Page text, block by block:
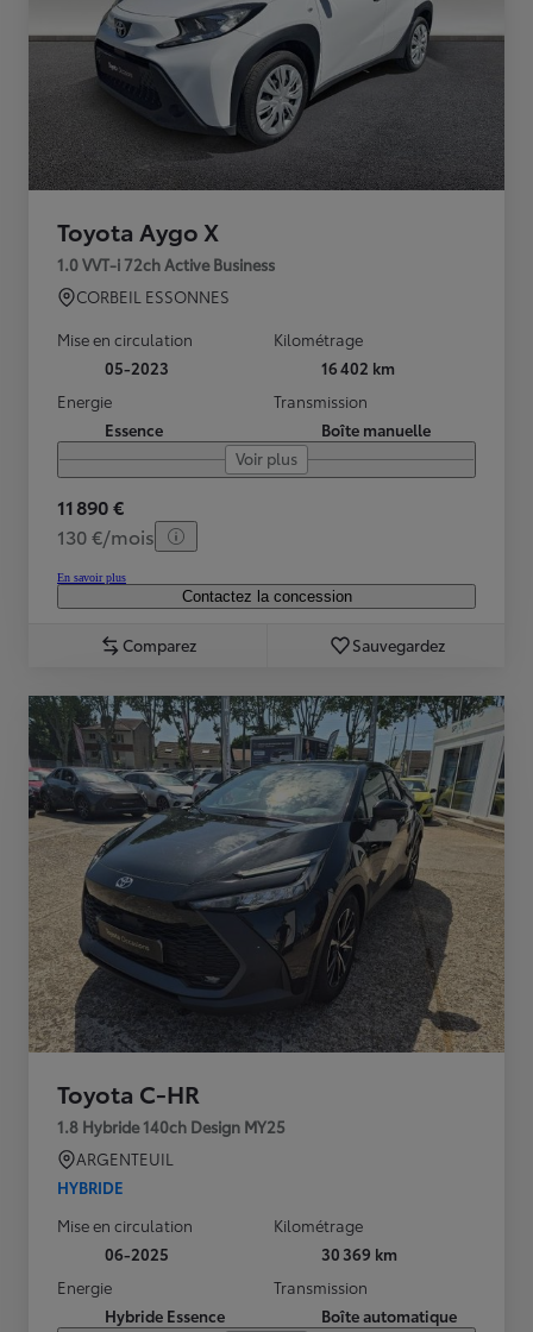
Toyota Aygo X
1.0 VVT-i 72ch Active Business
CORBEIL ESSONNES
Mise en circulation
05-2023
Kilométrage
16 402 km
Energie
Essence
Transmission
Boîte manuelle
Voir plus
11 890 €
130 €/mois
En savoir plus
Contactez la concession
Comparez Sauvegardez
Toyota C-HR
1.8 Hybride 140ch Design MY25
ARGENTEUIL
HYBRIDE
Mise en circulation
06-2025
Kilométrage
30 369 km
Energie
Hybride Essence
Transmission
Boîte automatique